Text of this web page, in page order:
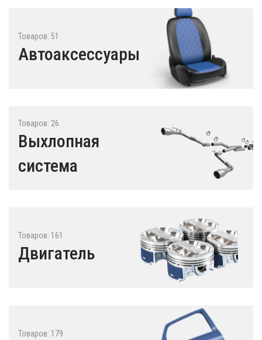
Товаров: 51
Автоаксессуары
Товаров: 26
Выхлопная
система
Товаров: 161
Двигатель
Товаров: 179